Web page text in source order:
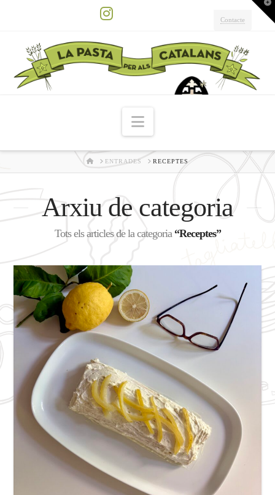
Contacte
Navigation
HOMEENTRADES RECEPTES
Arxiu de categoria
Tots els articles de la categoria “Receptes”